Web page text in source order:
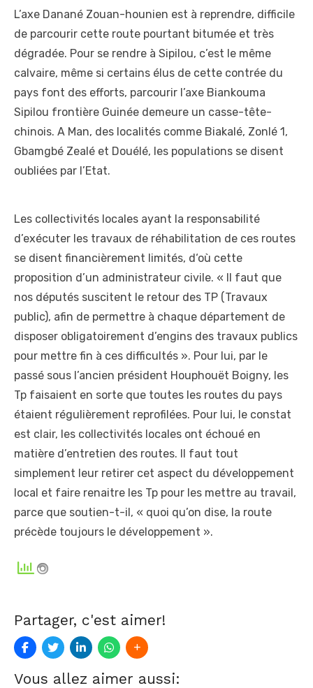
L’axe Danané Zouan-hounien est à reprendre, difficile
de parcourir cette route pourtant bitumée et très
dégradée. Pour se rendre à Sipilou, c’est le même
calvaire, même si certains élus de cette contrée du
pays font des efforts, parcourir l’axe Biankouma
Sipilou frontière Guinée demeure un casse-tête-
chinois. A Man, des localités comme Biakalé, Zonlé 1,
Gbamgbé Zealé et Douélé, les populations se disent
oubliées par l’Etat.
Les collectivités locales ayant la responsabilité
d’exécuter les travaux de réhabilitation de ces routes
se disent financièrement limités, d‘où cette
proposition d’un administrateur civile. « Il faut que
nos députés suscitent le retour des TP (Travaux
public), afin de permettre à chaque département de
disposer obligatoirement d’engins des travaux publics
pour mettre fin à ces difficultés ». Pour lui, par le
passé sous l’ancien président Houphouët Boigny, les
Tp faisaient en sorte que toutes les routes du pays
étaient régulièrement reprofilées. Pour lui, le constat
est clair, les collectivités locales ont échoué en
matière d’entretien des routes. Il faut tout
simplement leur retirer cet aspect du développement
local et faire renaitre les Tp pour les mettre au travail,
parce que soutien-t-il, « quoi qu’on dise, la route
précède toujours le développement ».
Partager, c'est aimer!
Vous allez aimer aussi: